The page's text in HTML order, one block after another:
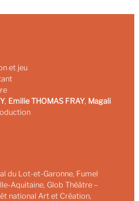
et jeu
, Emilie THOMAS FRAY, Magali
du Lot-et-Garonne, Fumel
Aquitaine, Glob Théâtre –
national Art et Création,